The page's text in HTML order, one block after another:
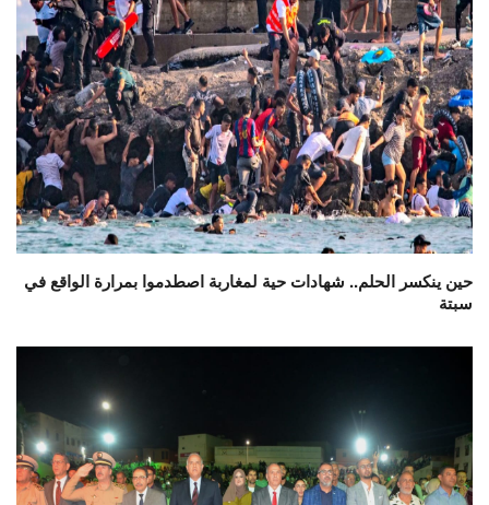
حين ينكسر الحلم.. شهادات حية لمغاربة اصطدموا بمرارة الواقع في
سبتة